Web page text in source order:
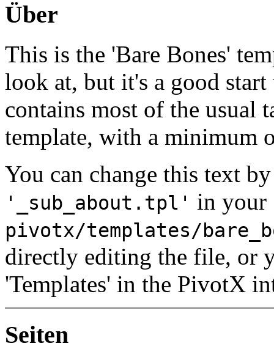
Über
This is the 'Bare Bones'
look at, but it's a good
contains most of the usual
template, with a minimum
You can change this text
'_sub_about.tpl' in your
pivotx/templates/
directly editing the file, or
'Templates' in the PivotX
Seiten